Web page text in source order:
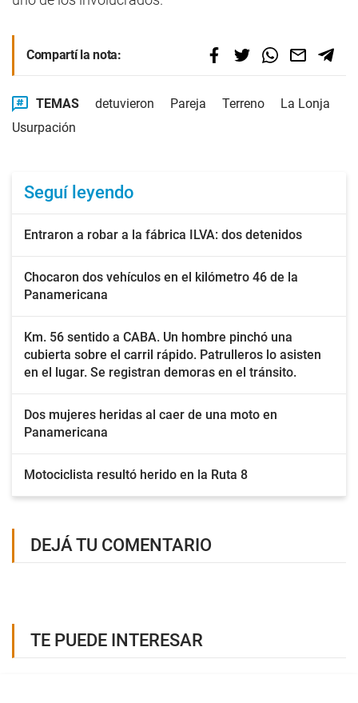
Compartí la nota:
TEMAS detuvieron Pareja Terreno
La Lonja
Usurpación
Seguí leyendo
Entraron a robar a la fábrica ILVA: dos detenidos
Chocaron dos vehículos en el kilómetro 46 de la
Panamericana
Km. 56 sentido a CABA. Un hombre pinchó una
cubierta sobre el carril rápido. Patrulleros lo asisten
en el lugar. Se registran demoras en el tránsito.
Dos mujeres heridas al caer de una moto en
Panamericana
Motociclista resultó herido en la Ruta 8
DEJÁ TU COMENTARIO
TE PUEDE INTERESAR